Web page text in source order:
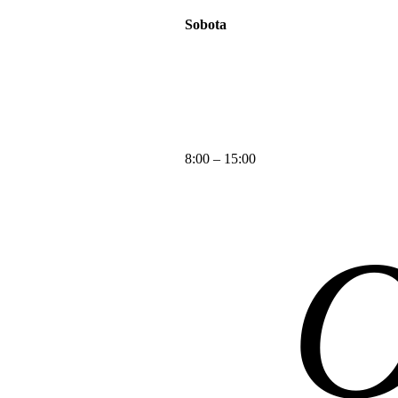
Sobota
8:00 – 15:00